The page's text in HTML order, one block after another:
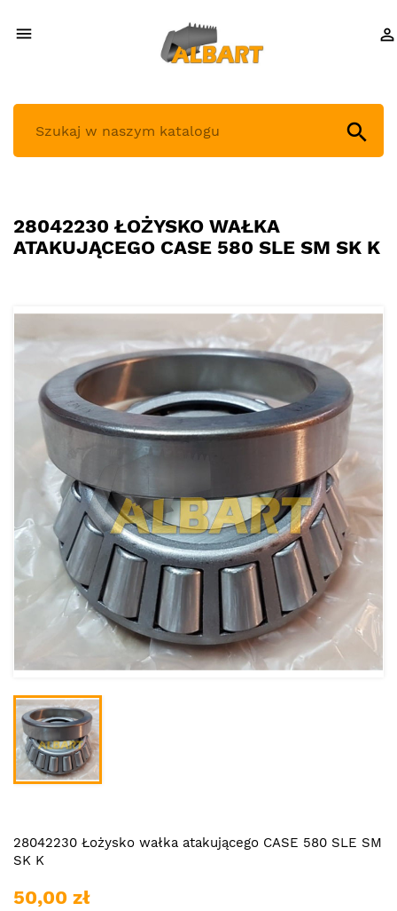
 

28042230 ŁOŻYSKO WAŁKA
ATAKUJĄCEGO CASE 580 SLE SM SK K
28042230 Łożysko wałka atakującego CASE 580 SLE SM
SK K
50,00 zł